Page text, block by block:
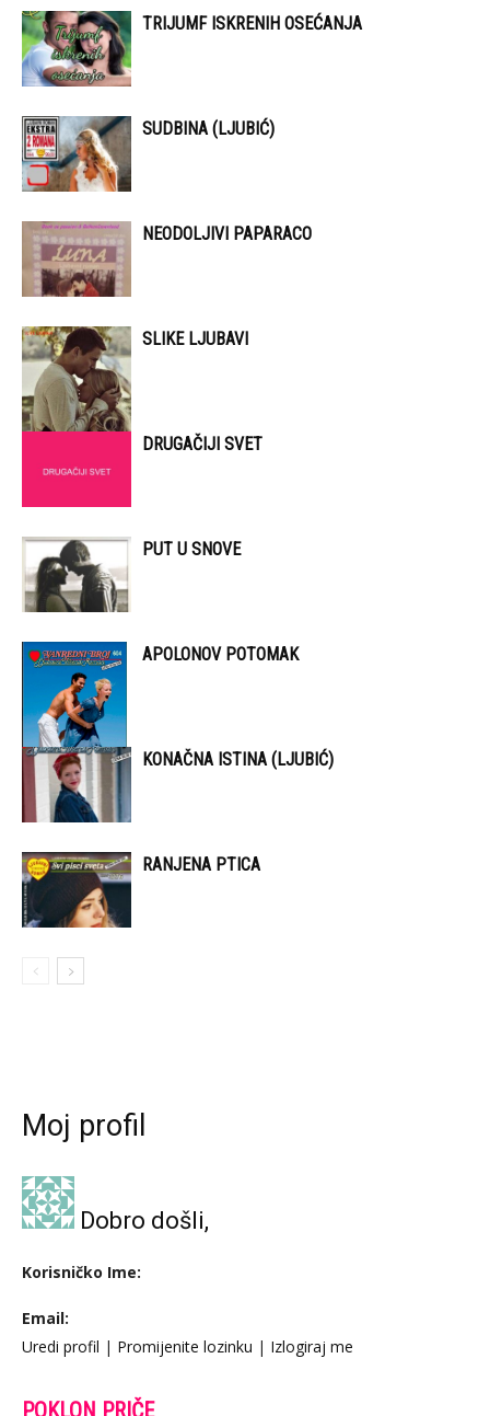
TRIJUMF ISKRENIH OSEĆANJA
SUDBINA (LJUBIĆ)
NEODOLJIVI PAPARACO
SLIKE LJUBAVI
DRUGAČIJI SVET
PUT U SNOVE
APOLONOV POTOMAK
KONAČNA ISTINA (LJUBIĆ)
RANJENA PTICA
Moj profil
Dobro došli,
Korisničko Ime:
Email:
Uredi profil | Promijenite lozinku | Izlogiraj me
POKLON PRIČE